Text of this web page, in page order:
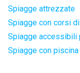
Spiagge attrezzate
Spiagge con corsi
Spiagge accessibili
Spiagge con